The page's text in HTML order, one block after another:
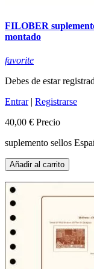
FILOBER
montado
favorite
Debes de estar
Entrar| Registrarse
40,00 € Precio
suplemento sellos
Añadir al carrito